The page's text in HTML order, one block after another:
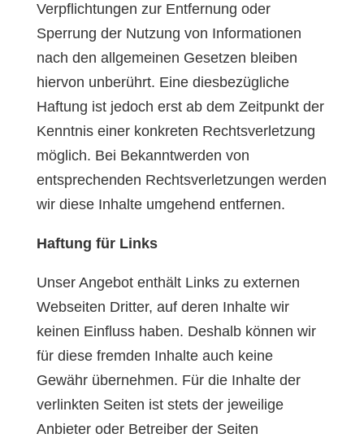
Verpflichtungen zur Entfernung oder
Sperrung der Nutzung von Informationen
nach den allgemeinen Gesetzen bleiben
hiervon unberührt. Eine diesbezügliche
Haftung ist jedoch erst ab dem Zeitpunkt der
Kenntnis einer konkreten Rechtsverletzung
möglich. Bei Bekanntwerden von
entsprechenden Rechtsverletzungen werden
wir diese Inhalte umgehend entfernen.
Haftung für Links
Unser Angebot enthält Links zu externen
Webseiten Dritter, auf deren Inhalte wir
keinen Einfluss haben. Deshalb können wir
für diese fremden Inhalte auch keine
Gewähr übernehmen. Für die Inhalte der
verlinkten Seiten ist stets der jeweilige
Anbieter oder Betreiber der Seiten